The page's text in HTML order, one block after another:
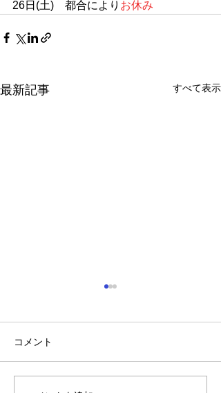
26日(土)　都合により お休み
最新記事 すべて表示
13日(月) 歯科医師会の会議
で午後5時で診療が終わりま
診のため午前10時から診療が
コメント